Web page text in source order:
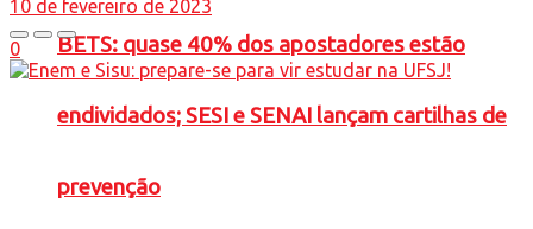
BETS: quase 40% dos apostadores estão
endividados; SESI e SENAI lançam cartilhas de
prevenção
10 de fevereiro de 2023
0